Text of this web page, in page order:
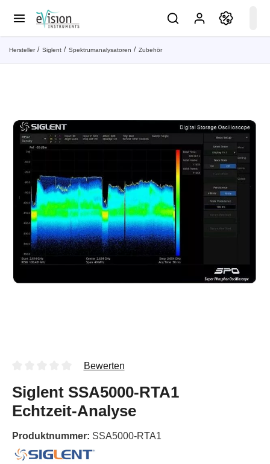
Hersteller Siglent Spektrumanalysatoren Zubehör
Bewerten
Siglent SSA5000-RTA1
Echtzeit-Analyse
Produktnummer: SSA5000-RTA1